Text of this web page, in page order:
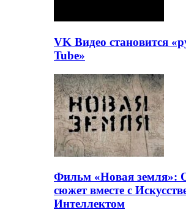
VK Видео становится
Tube»
Фильм «Новая земля»:
сюжет вместе с
Интеллектом